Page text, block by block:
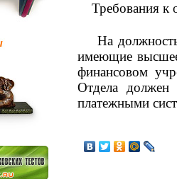
Требования к
На
имеющие
финансовом
Отдела
платежными